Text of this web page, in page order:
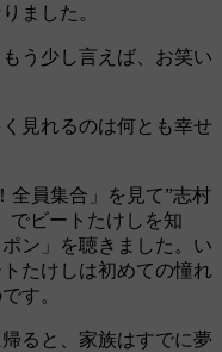
ました。
う少し言えば、お笑い
見れるのは何とも幸せ
員集合」を見て”志村
でビートたけしを知
ン」を聴きました。い
たけしは初めての憧れ
す。
ると、家族はすでに夢